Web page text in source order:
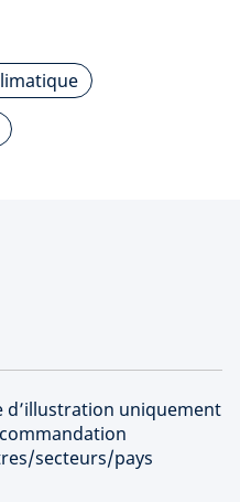
uniquement
secteurs/pays